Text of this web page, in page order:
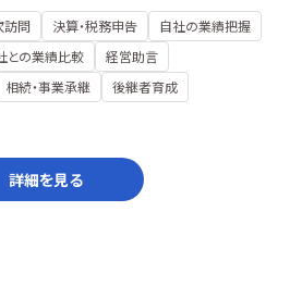
訪問 決算・税務申告
自社の業績把握
との業績比較
経営助言
相続・事業承継
後継者育成
詳細を見る